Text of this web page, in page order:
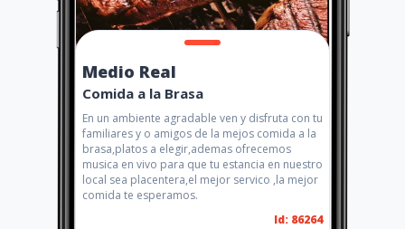
Medio Real
Comida a la Brasa
En un ambiente agradable ven y disfruta con tu
familiares y o amigos de la mejos comida a la
brasa,platos a elegir,ademas ofrecemos
musica en vivo para que tu estancia en nuestro
local sea placentera,el mejor servico ,la mejor
comida te esperamos.
Id: 86264